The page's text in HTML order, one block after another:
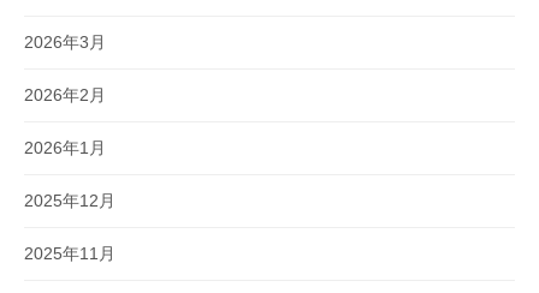
2026年3月
2026年2月
2026年1月
2025年12月
2025年11月